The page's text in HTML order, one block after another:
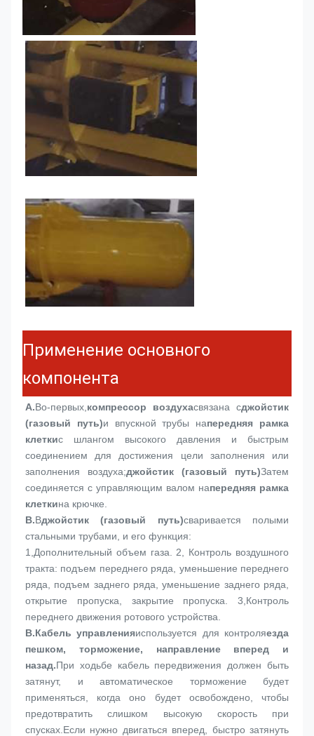
Применение основного
компонента
А.Во-первых, компрессор воздухасвязана сджойстик
(газовый путь)и впускной трубы напередняя рамка
клеткис шлангом высокого давления и быстрым
соединением для достижения цели заполнения или
заполнения воздуха;джойстик (газовый путь)Затем
соединяется с управляющим валом напередняя рамка
клеткина крючке.
В.Вджойстик (газовый путь)сваривается полыми
стальными трубами, и его функция:
1, Дополнительный объем газа. 2, Контроль воздушного
тракта: подъем переднего ряда, уменьшение переднего
ряда, подъем заднего ряда, уменьшение заднего ряда,
открытие пропуска, закрытие пропуска. 3,Контроль
переднего движения ротового устройства.
В.Кабель управленияиспользуется для контроляезда
пешком, торможение, направление вперед и
назад.При ходьбе кабель передвижения должен быть
затянут, и автоматическое торможение будет
применяться, когда оно будет освобождено, чтобы
предотвратить слишком высокую скорость при
спусках.Если нужно двигаться вперед, быстро затянуть